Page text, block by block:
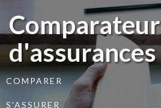
Comparateur
d'assurances
COMPARER
S'ASSURER